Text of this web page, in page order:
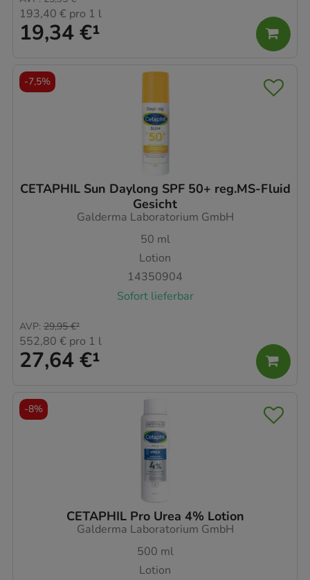
19,34 €¹
193,40 € pro 1 l
CETAPHIL Sun Daylong SPF 50+ reg.MS-Fluid
Gesicht
Galderma Laboratorium GmbH
50 ml
Lotion
14350904
Sofort lieferbar
27,64 €¹
AVP: 29,95 €²
552,80 € pro 1 l
-7,5%
CETAPHIL Pro Urea 4% Lotion
Galderma Laboratorium GmbH
500 ml
Lotion
-8%